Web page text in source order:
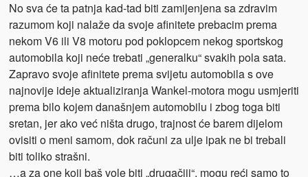
No sva će ta patnja kad-tad biti zamijenjena sa zdravim
razumom koji nalaže da svoje afinitete prebacim prema
nekom V6 ili V8 motoru pod poklopcem nekog sportskog
automobila koji neće trebati „generalku“ svakih pola sata.
Zapravo svoje afinitete prema svijetu automobila s ove
najnovije ideje aktualiziranja Wankel-motora mogu usmjeriti
prema bilo kojem današnjem automobilu i zbog toga biti
sretan, jer ako već ništa drugo, trajnost će barem dijelom
ovisiti o meni samom, dok računi za ulje ipak ne bi trebali
biti toliko strašni.
…a za one koji baš vole biti „drugačiji“, mogu reći samo to